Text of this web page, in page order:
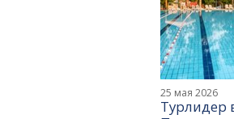
25 мая 2026
Турлидер